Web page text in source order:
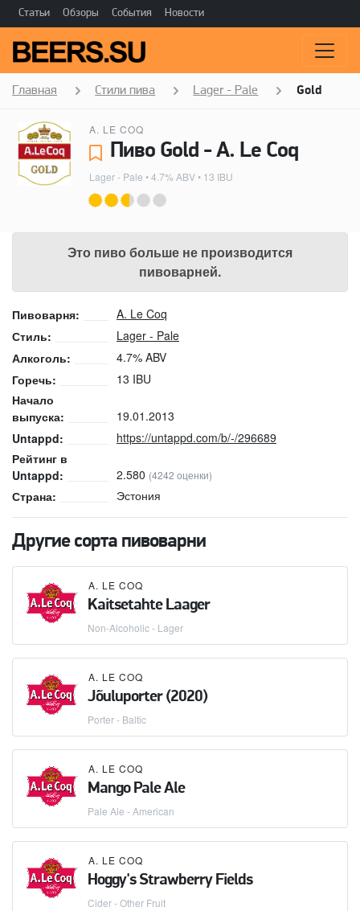
Статьи Обзоры События Новости
Главная Стили пива Lager - Pale Gold
A. LE COQ
Пиво Gold - A. Le Coq
Lager - Pale • 4.7% ABV • 13 IBU
Это пиво больше не производится
пивоварней.
Пивоварня:
A. Le Coq
Стиль:
Lager - Pale
Алкоголь:
4.7% ABV
Горечь:
13 IBU
Начало
выпуска:
19.01.2013
Untappd:
https://untappd.com/b/-/296689
Рейтинг в
Untappd:
2.580 (4242 оценки)
Страна: Эстония
Другие сорта пивоварни
A. LE COQ
Kaitsetahte Laager
Non-Alcoholic - Lager
A. LE COQ
Jõuluporter (2020)
Porter - Baltic
A. LE COQ
Mango Pale Ale
Pale Ale - American
A. LE COQ
Hoggy's Strawberry Fields
Cider - Other Fruit